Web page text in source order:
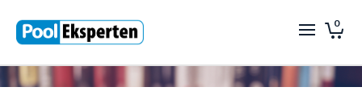
0